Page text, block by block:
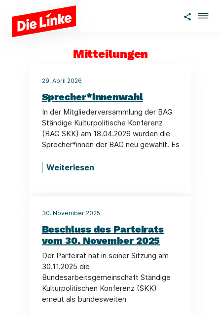
Zum Hauptinhalt springen
Mitteilungen
29. April 2026
Sprecher*innenwahl
In der Mitgliederversammlung der BAG
Ständige Kulturpolitische Konferenz
(BAG SKK) am 18.04.2026 wurden die
Sprecher*innen der BAG neu gewählt. Es
Weiterlesen
30. November 2025
Beschluss des Parteirats
vom 30. November 2025
Der Parteirat hat in seiner Sitzung am
30.11.2025 die
Bundesarbeitsgemeinschaft Ständige
Kulturpolitischen Konferenz (SKK)
erneut als bundesweiten